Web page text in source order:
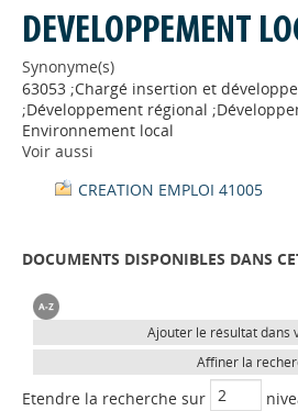
DEVELOPPEMENT
Synonyme(s)
63053 ;Chargé insertion et
;Développement régional
Environnement local
Voir aussi
CREATION EMPLOI 41005
DOCUMENTS DISPONIBLES DANS
Ajouter le résultat dans
Affiner la
Etendre la recherche sur